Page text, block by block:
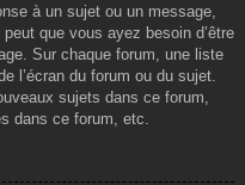
à un sujet ou un message,
que vous ayez besoin d’être
Sur chaque forum, une liste
l’écran du forum ou du sujet.
sujets dans ce forum,
dans ce forum, etc.